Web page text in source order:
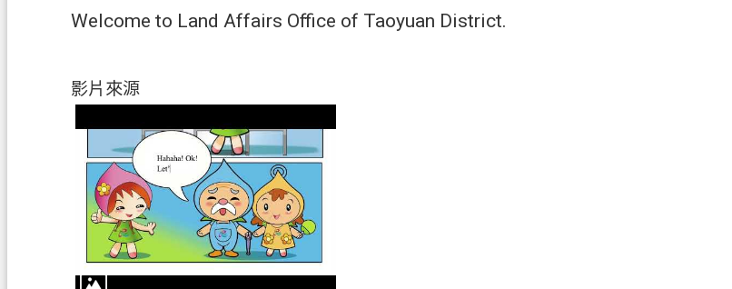
Welcome to Land Affairs Office of Taoyuan District.
影片來源